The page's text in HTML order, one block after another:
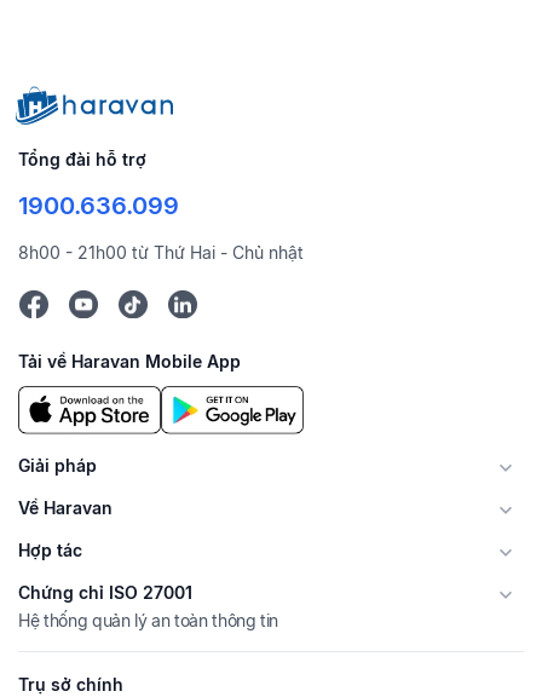
Tổng đài hỗ trợ
1900.636.099
8h00 - 21h00 từ Thứ Hai - Chủ nhật
Tải về Haravan Mobile App
Giải pháp
Về Haravan
Hợp tác
Chứng chỉ ISO 27001
Hệ thống quản lý an toàn thông tin
Trụ sở chính